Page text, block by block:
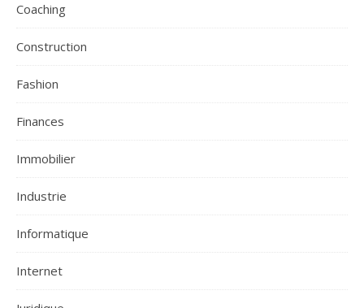
Coaching
Construction
Fashion
Finances
Immobilier
Industrie
Informatique
Internet